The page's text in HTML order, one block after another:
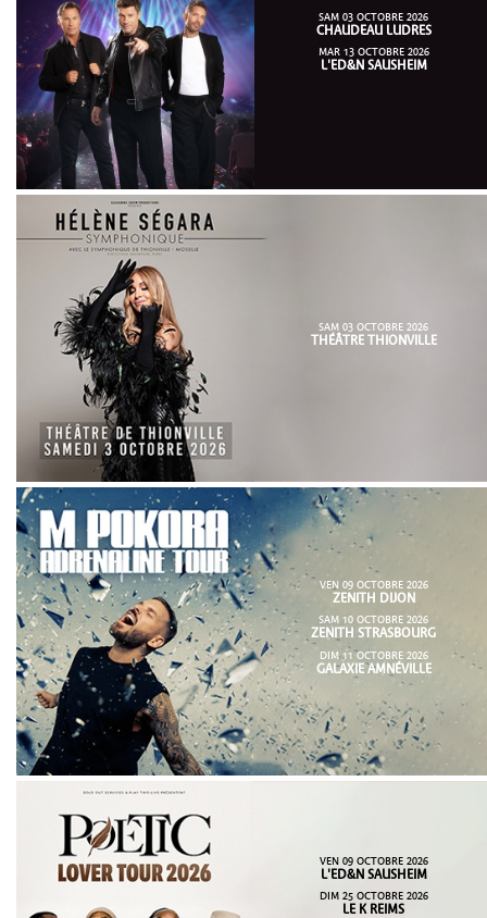
SAM 03 OCTOBRE 2026
CHAUDEAU LUDRES
MAR 13 OCTOBRE 2026
L'ED&N SAUSHEIM
SAM 03 OCTOBRE 2026
THÉÂTRE THIONVILLE
VEN 09 OCTOBRE 2026
ZENITH DIJON
SAM 10 OCTOBRE 2026
ZENITH STRASBOURG
DIM 11 OCTOBRE 2026
GALAXIE AMNÉVILLE
VEN 09 OCTOBRE 2026
L'ED&N SAUSHEIM
DIM 25 OCTOBRE 2026
LE K REIMS